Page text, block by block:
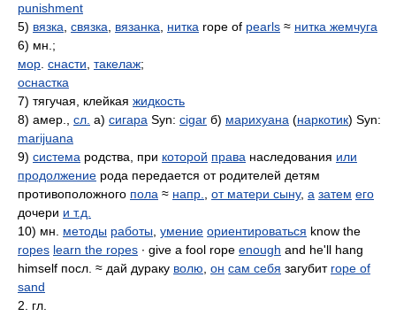
punishment
5) вязка связка вязанка нитка rope of pearls ≈ нитка жемчуга
6) мн.;
мор снасти такелаж;
оснастка
7) тягучая, клейкая жидкость
8) амер., сл. а) сигара Syn: cigar б) марихуана (наркотик) Syn:
marijuana
9) система родства, при которой права наследования или
продолжение рода передается от родителей детям
противоположного пола ≈ напр. от матери сыну, а затем его
дочери и т.д.
10) мн. методы работы умение ориентироваться know the
ropes learn the ropes ∙ give a fool rope enough and he'll hang
himself посл. ≈ дай дураку волю он сам себя загубит rope of
sand
2. гл.